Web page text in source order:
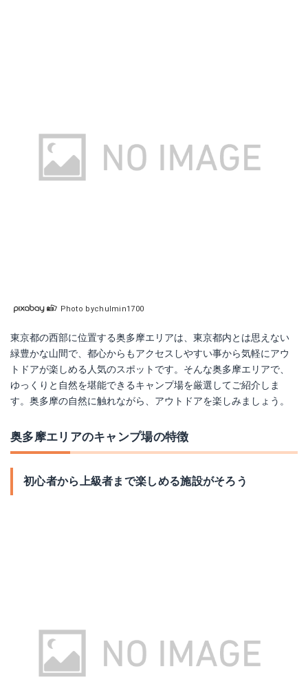
Photo bychulmin1700
東京都の西部に位置する奥多摩エリアは、東京都内とは思えない
緑豊かな山間で、都心からもアクセスしやすい事から気軽にアウ
トドアが楽しめる人気のスポットです。そんな奥多摩エリアで、
ゆっくりと自然を堪能できるキャンプ場を厳選してご紹介しま
す。奥多摩の自然に触れながら、アウトドアを楽しみましょう。
奥多摩エリアのキャンプ場の特徴
初心者から上級者まで楽しめる施設がそろう